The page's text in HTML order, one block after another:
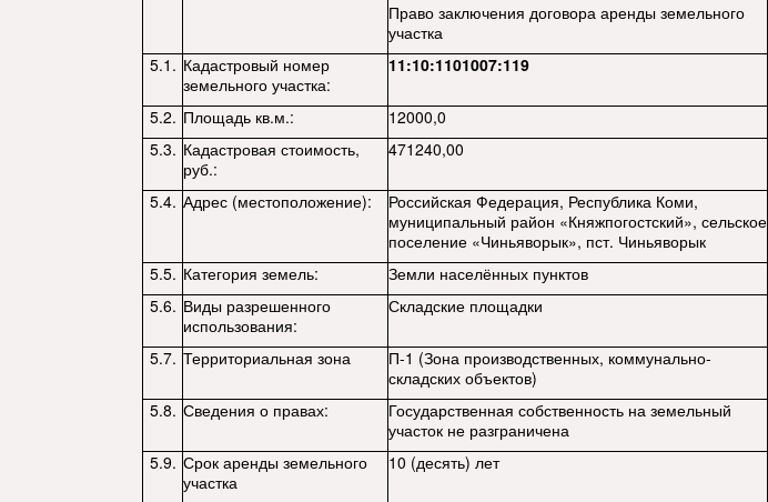
Право заключения договора аренды земельного
участка
5.1. Кадастровый номер
земельного участка:
11:10:1101007:119
5.2. Площадь кв.м.:
12000,0
5.3. Кадастровая стоимость,
руб.:
471240,00
5.4. Адрес (местоположение):
Российская Федерация, Республика Коми,
муниципальный район «Княжпогостский», сельское
поселение «Чиньяворык», пст. Чиньяворык
5.5. Категория земель:
Земли населённых пунктов
5.6. Виды разрешенного
использования:
Складские площадки
5.7. Территориальная зона
П-1 (Зона производственных, коммунально-
складских объектов)
5.8. Сведения о правах:
Государственная собственность на земельный
участок не разграничена
5.9. Срок аренды земельного
участка
10 (десять) лет